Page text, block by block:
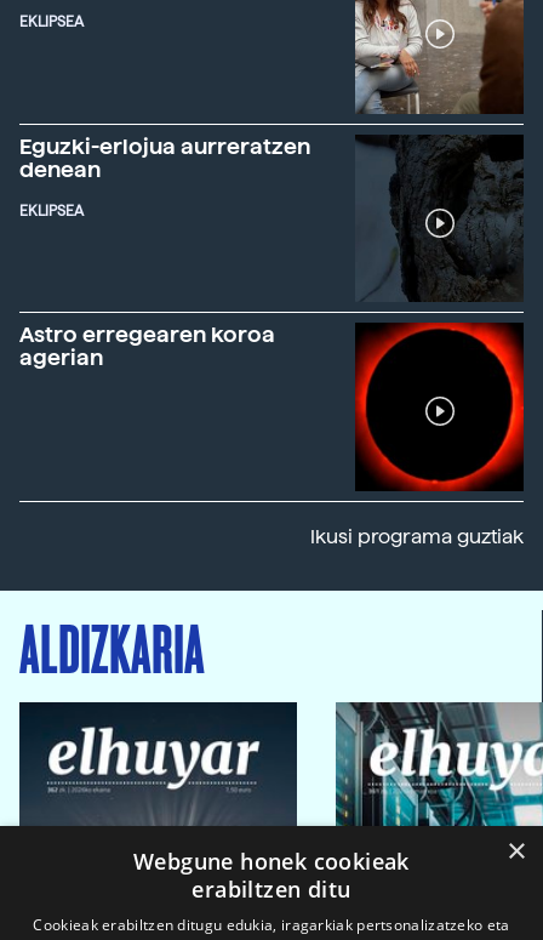
EKLIPSEA
Eguzki-erlojua aurreratzen
denean
EKLIPSEA
Astro erregearen koroa
agerian
Ikusi programa guztiak
ALDIZKARIA
×
Webgune honek cookieak
erabiltzen ditu
Cookieak erabiltzen ditugu edukia, iragarkiak pertsonalizatzeko eta